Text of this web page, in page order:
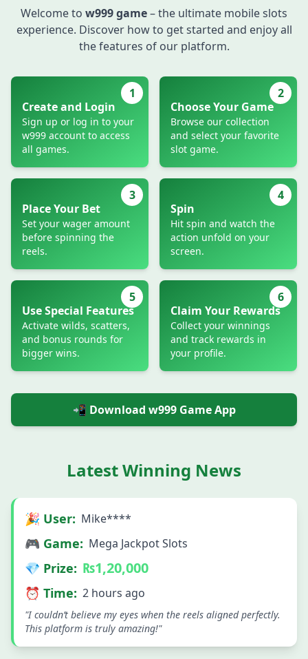
Welcome to w999 game– the ultimate mobile slots
experience. Discover how to get started and enjoy all
the features of our platform.
1
Create and Login
Sign up or log in to your
w999 account to access
all games.
2
Choose Your Game
Browse our collection
and select your favorite
slot game.
3
Place Your Bet
Set your wager amount
before spinning the
reels.
4
Spin
Hit spin and watch the
action unfold on your
screen.
5
Use Special Features
Activate wilds, scatters,
and bonus rounds for
bigger wins.
6
Claim Your Rewards
Collect your winnings
and track rewards in
your profile.
📲 Download w999 Game App
Latest Winning News
🎉 User: Mike****
🎮 Game: Mega Jackpot Slots
💎 Prize: ₨1,20,000
⏰ Time: 2 hours ago
"I couldn’t believe my eyes when the reels aligned perfectly.
This platform is truly amazing!"